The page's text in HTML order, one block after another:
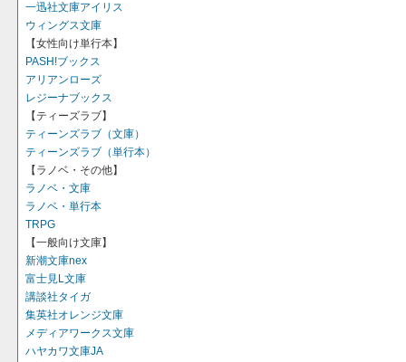
一迅社文庫アイリス
ウィングス文庫
【女性向け単行本】
PASH!ブックス
アリアンローズ
レジーナブックス
【ティーズラブ】
ティーンズラブ（文庫）
ティーンズラブ（単行本）
【ラノベ・その他】
ラノベ・文庫
ラノベ・単行本
TRPG
【一般向け文庫】
新潮文庫nex
富士見L文庫
講談社タイガ
集英社オレンジ文庫
メディアワークス文庫
ハヤカワ文庫JA